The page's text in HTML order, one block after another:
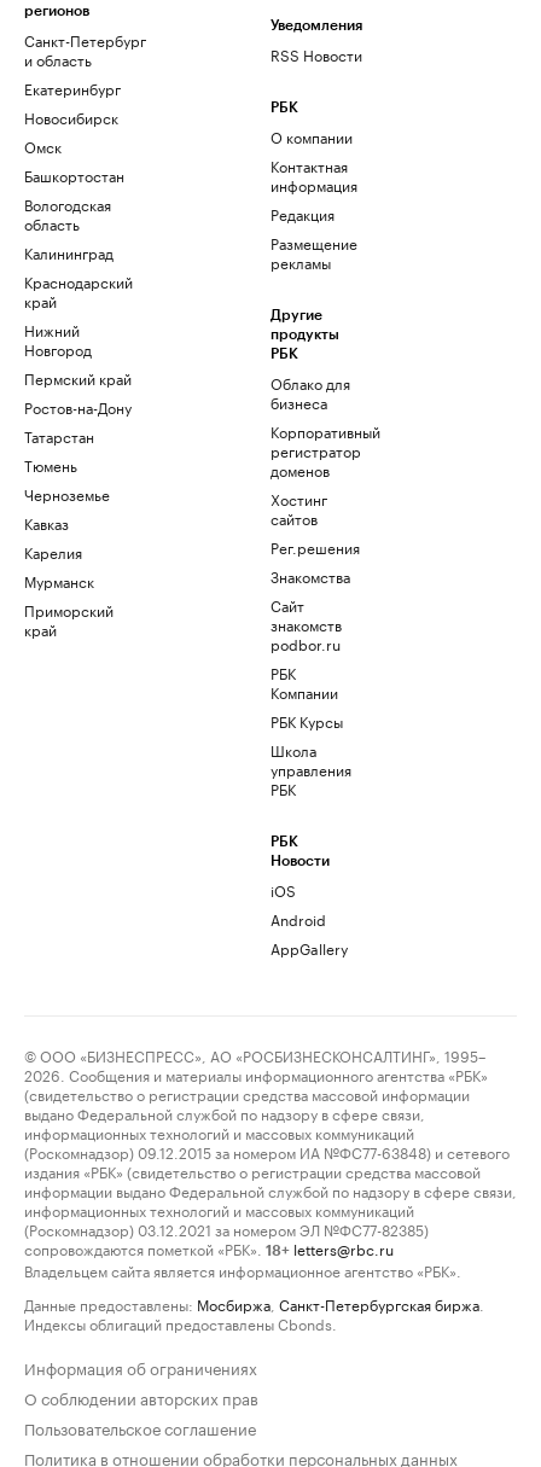
регионов
Санкт-Петербург
и область
Екатеринбург
Новосибирск
Омск
Башкортостан
Вологодская
область
Калининград
Краснодарский
край
Нижний
Новгород
Пермский край
Ростов-на-Дону
Татарстан
Тюмень
Черноземье
Кавказ
Карелия
Мурманск
Приморский
край
Уведомления
RSS Новости
РБК
О компании
Контактная
информация
Редакция
Размещение
рекламы
Другие
продукты
РБК
Облако для
бизнеса
Корпоративный
регистратор
доменов
Хостинг
сайтов
Рег.решения
Знакомства
Сайт
знакомств
podbor.ru
РБК
Компании
РБК Курсы
Школа
управления
РБК
РБК
Новости
iOS
Android
AppGallery
© ООО «БИЗНЕСПРЕСС», АО «РОСБИЗНЕСКОНСАЛТИНГ», 1995–
2026. Сообщения и материалы информационного агентства «РБК»
(свидетельство о регистрации средства массовой информации
выдано Федеральной службой по надзору в сфере связи,
информационных технологий и массовых коммуникаций
(Роскомнадзор) 09.12.2015 за номером ИА №ФС77-63848) и сетевого
издания «РБК» (свидетельство о регистрации средства массовой
информации выдано Федеральной службой по надзору в сфере связи,
информационных технологий и массовых коммуникаций
(Роскомнадзор) 03.12.2021 за номером ЭЛ №ФС77-82385)
сопровождаются пометкой «РБК».
18+ letters@rbc.ru
Владельцем сайта является информационное агентство «РБК».
Данные предоставлены: Мосбиржа Санкт-Петербургская биржа
Индексы облигаций предоставлены Cbonds.
Информация об ограничениях
О соблюдении авторских прав
Пользовательское соглашение
Политика в отношении обработки персональных данных